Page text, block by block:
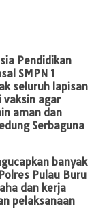
Pendidikan
SMPN 1
seluruh lapisan
vaksin agar
aman dan
Serbaguna
banyak
Pulau Buru
dan kerja
pelaksanaan